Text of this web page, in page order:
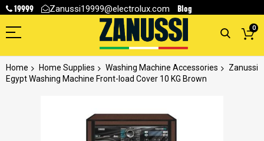
19999 Zanussi19999@electrolux.com Blog
0
Home Home Supplies Washing Machine Accessories
Zanussi
Egypt Washing Machine Front-load Cover 10 KG Brown